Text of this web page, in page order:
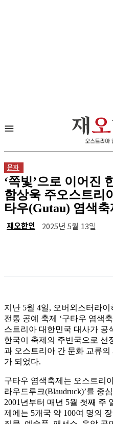
문화
‘쪽빛’으로 이어진
함상욱 주오스트리
타우(Gutau) 염색축
재오한인 2025년 5월 13일
지난 5월 4일, 오버외스터라
전통 공예 축제 ‘구타우 염색
스트리아 대한민국 대사가 공
한국이 축제의 주빈국으로 선
과 오스트리아 간 문화 교류의
가 되었다.
구타우 염색축제는 오스트리
라우드루크(Blaudruck)’를 중
2001년부터 매년 5월 첫째 주
제에는 5개국 약 100여 명의